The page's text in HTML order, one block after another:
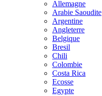
Allemagne
Arabie Saoudite
Argentine
Angleterre
Belgique
Bresil
Chili
Colombie
Costa Rica
Ecosse
Egypte